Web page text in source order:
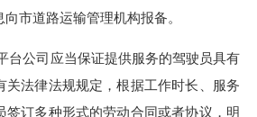
市道路运输管理机构报备。
公司应当保证提供服务的驾驶员具有
关法律法规规定，根据工作时长、服务
签订多种形式的劳动合同或者协议，明